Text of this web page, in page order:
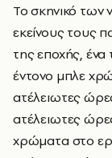
Το σκηνικό των
εκείνους τους
της εποχής, ένα
έντονο μπλε
ατέλειωτες
ατέλειωτες
χρώματα στο